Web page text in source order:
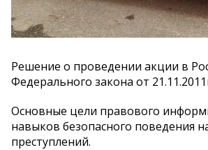
Решение о проведении акции в
Федерального закона от
Основные цели правового
навыков безопасного поведения
преступлений.